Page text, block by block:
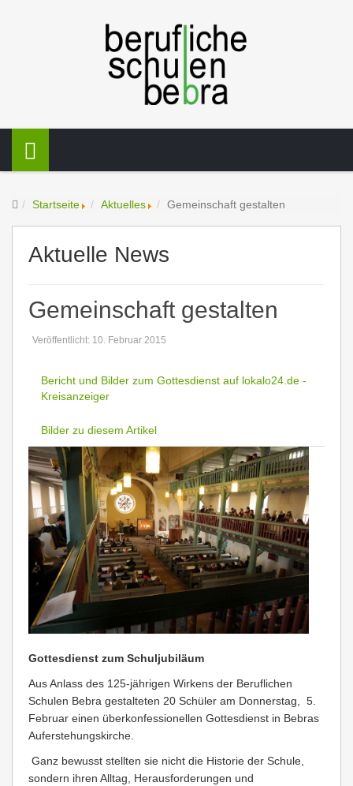
Startseite Aktuelles Gemeinschaft gestalten
Aktuelle News
Gemeinschaft gestalten
Veröffentlicht: 10. Februar 2015
Bericht und Bilder zum Gottesdienst auf lokalo24.de -
Kreisanzeiger
Bilder zu diesem Artikel
Gottesdienst zum Schuljubiläum
Aus Anlass des 125-jährigen Wirkens der Beruflichen
Schulen Bebra gestalteten 20 Schüler am Donnerstag, 5.
Februar einen überkonfessionellen Gottesdienst in Bebras
Auferstehungskirche.
Ganz bewusst stellten sie nicht die Historie der Schule,
sondern ihren Alltag, Herausforderungen und